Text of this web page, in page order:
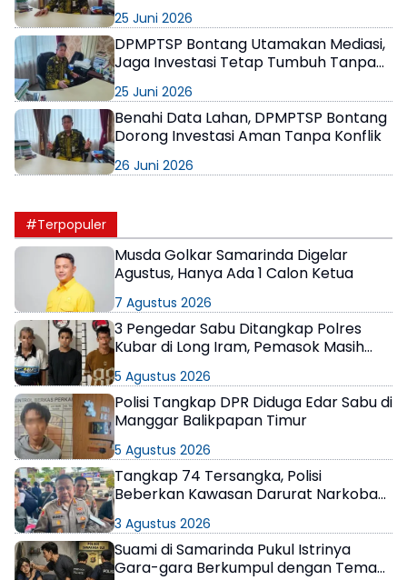
Masyarakat
25 Juni 2026
DPMPTSP Bontang Utamakan Mediasi,
Jaga Investasi Tetap Tumbuh Tanpa
25 Juni 2026
Benahi Data Lahan, DPMPTSP Bontang
Dorong Investasi Aman Tanpa Konflik
26 Juni 2026
#Terpopuler
Musda Golkar Samarinda Digelar
Agustus, Hanya Ada 1 Calon Ketua
7 Agustus 2026
3 Pengedar Sabu Ditangkap Polres
Kubar di Long Iram, Pemasok Masih
5 Agustus 2026
Polisi Tangkap DPR Diduga Edar Sabu di
Manggar Balikpapan Timur
5 Agustus 2026
Tangkap 74 Tersangka, Polisi
Beberkan Kawasan Darurat Narkoba
3 Agustus 2026
Suami di Samarinda Pukul Istrinya
Gara-gara Berkumpul dengan Teman